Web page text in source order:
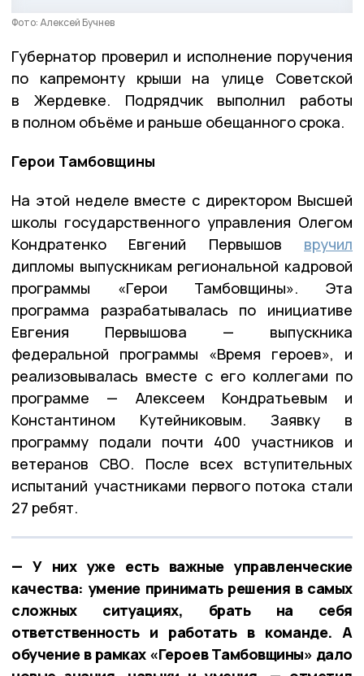
Фото: Алексей Бучнев
Губернатор проверил и исполнение поручения
по капремонту крыши на улице Советской
в Жердевке. Подрядчик выполнил работы
в полном объёме и раньше обещанного срока.
Герои Тамбовщины
На этой неделе вместе с директором Высшей
школы государственного управления Олегом
Кондратенко Евгений Первышов вручил
дипломы выпускникам региональной кадровой
программы «Герои Тамбовщины». Эта
программа разрабатывалась по инициативе
Евгения Первышова — выпускника
федеральной программы «Время героев», и
реализовывалась вместе с его коллегами по
программе — Алексеем Кондратьевым и
Константином Кутейниковым. Заявку в
программу подали почти 400 участников и
ветеранов СВО. После всех вступительных
испытаний участниками первого потока стали
27 ребят.
— У них уже есть важные управленческие
качества: умение принимать решения в самых
сложных ситуациях, брать на себя
ответственность и работать в команде. А
обучение в рамках «Героев Тамбовщины» дало